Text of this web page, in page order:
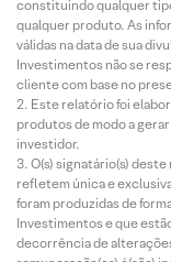
constituindo qualquer
qualquer produto. As
válidas na data de sua
Investimentos não se
cliente com base no
Este relatório foi
produtos de modo a
investidor.
O(s) signatário(s)
refletem única e
foram produzidas de
Investimentos e que
decorrência de